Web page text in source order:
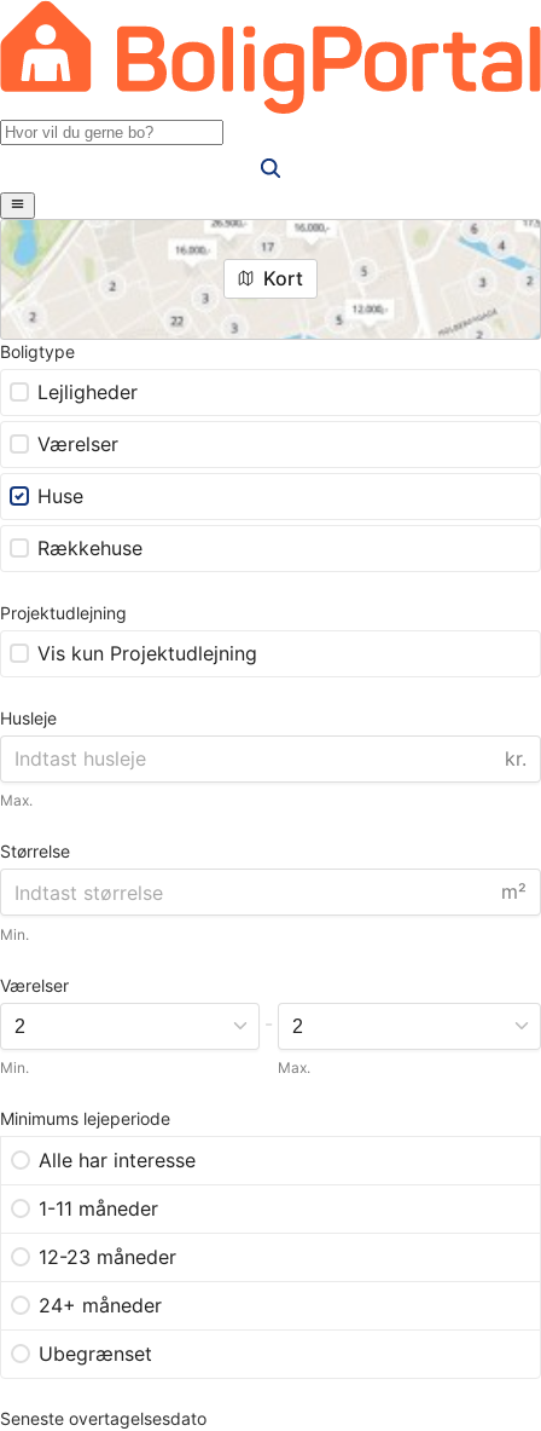
Kort
Boligtype
Lejligheder
Værelser
Huse
Rækkehuse
Projektudlejning
Vis kun Projektudlejning
Husleje
kr.
Max.
Størrelse
m²
Min.
Værelser
Min.
-
Max.
Minimums lejeperiode
Alle har interesse
1-11 måneder
12-23 måneder
24+ måneder
Ubegrænset
Seneste overtagelsesdato